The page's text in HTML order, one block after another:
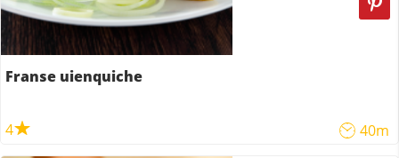
Franse uienquiche
4 40m